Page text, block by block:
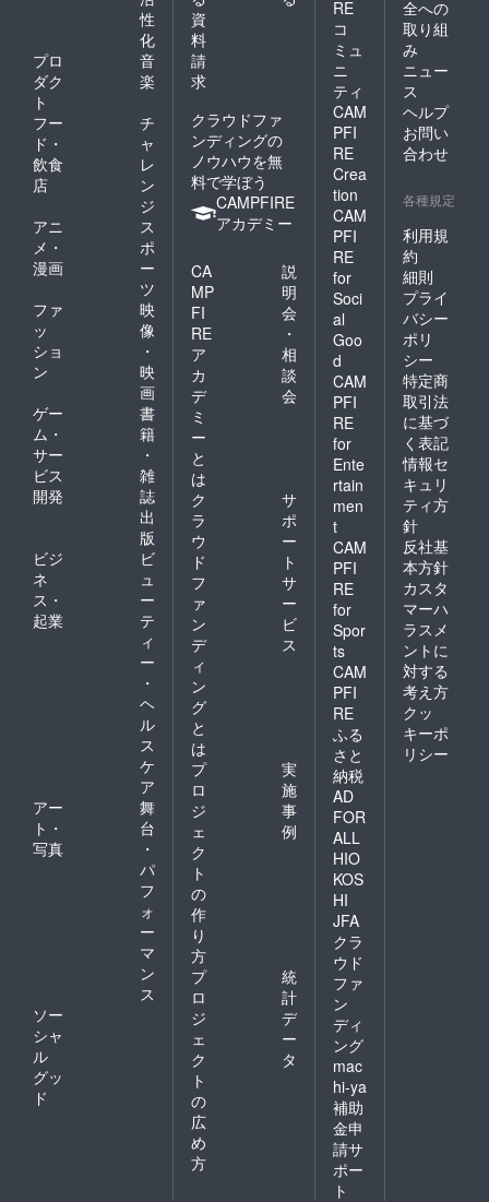
性
化
プロ
ダク
ト
音
楽
フー
ド・
飲食
店
チ
ャ
レ
ン
ジ
アニ
メ・
漫画
ス
ポ
ー
ツ
ファ
ッ
ショ
ン
映
像
・
映
画
ゲー
ム・
サー
ビス
開発
書
籍
・
雑
誌
出
版
ビジ
ネ
ス・
起業
ビ
ュ
ー
テ
ィ
ー
・
ヘ
ル
ス
ケ
ア
アー
ト・
写真
舞
台
・
パ
フ
ォ
ー
マ
ン
ス
ソー
シャ
ル
グッ
ド
資
料
請
求
クラウドファ
ンディングの
ノウハウを無
料で学ぼう
CAMPFIRE
アカデミー
CA
MP
FI
RE
ア
カ
デ
ミ
ー
と
は
説
明
会
・
相
談
会
ク
ラ
ウ
ド
フ
ァ
ン
デ
ィ
ン
グ
と
は
サ
ポ
ー
ト
サ
ー
ビ
ス
プ
ロ
ジ
ェ
ク
ト
の
作
り
方
実
施
事
例
プ
ロ
ジ
ェ
ク
ト
の
広
め
方
統
計
デ
ー
タ
RE
コ
ミュ
ニ
ティ
CAM
PFI
RE
Crea
tion
CAM
PFI
RE
for
Soci
al
Goo
d
CAM
PFI
RE
for
Ente
rtain
men
t
CAM
PFI
RE
for
Spor
ts
CAM
PFI
RE
ふる
さと
納税
AD
FOR
ALL
HIO
KOS
HI
JFA
クラ
ウド
ファ
ン
ディ
ング
mac
hi-ya
補助
金申
請サ
ポー
ト
全への
取り組
み
ニュー
ス
ヘルプ
お問い
合わせ
各種規定
利用規
約
細則
プライ
バシー
ポリ
シー
特定商
取引法
に基づ
く表記
情報セ
キュリ
ティ方
針
反社基
本方針
カスタ
マーハ
ラスメ
ントに
対する
考え方
クッ
キーポ
リシー